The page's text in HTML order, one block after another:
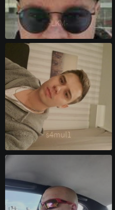
-LKM-
s4mul1